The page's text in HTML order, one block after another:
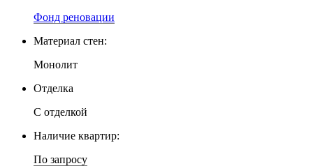
Фонд реновации
Материал стен:
Монолит
Отделка
С отделкой
Наличие квартир:
По запросу